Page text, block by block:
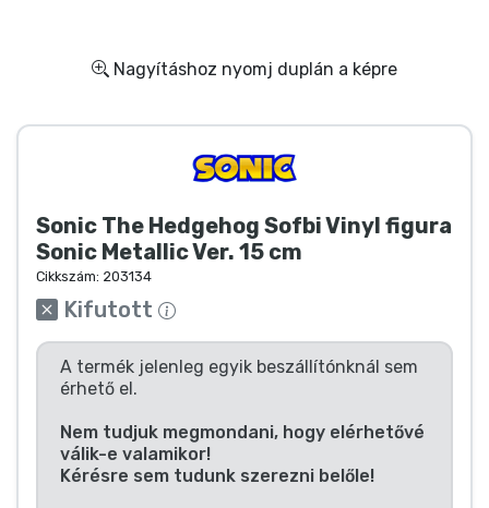
Nagyításhoz nyomj duplán a képre
Sonic The Hedgehog Sofbi Vinyl figura
Sonic Metallic Ver. 15 cm
Cikkszám: 203134
Kifutott
A termék jelenleg egyik beszállítónknál sem
érhető el.
Nem tudjuk megmondani, hogy elérhetővé
válik-e valamikor!
Kérésre sem tudunk szerezni belőle!
Sportos cuccok
Zenés cuccok
Terméktípusok
Márkák